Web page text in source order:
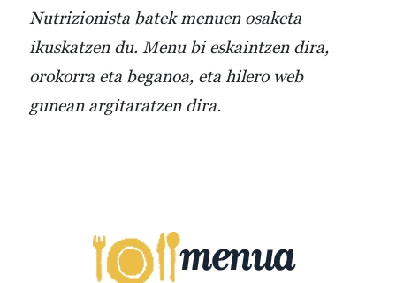
Nutrizionista batek menuen osaketa
ikuskatzen du. Menu bi eskaintzen dira,
orokorra eta beganoa, eta hilero web
gunean argitaratzen dira.
Irudia